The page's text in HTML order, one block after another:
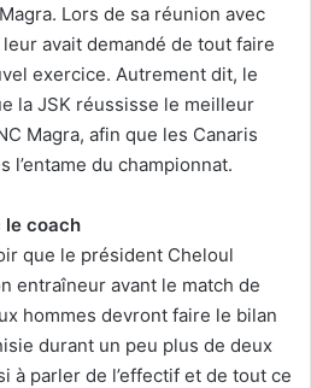
Lors de sa réunion avec
avait demandé de tout faire
exercice. Autrement dit, le
la JSK réussisse le meilleur
Magra, afin que les Canaris
l’entame du championnat.
le coach
que le président Cheloul
entraîneur avant le match de
hommes devront faire le bilan
durant un peu plus de deux
à parler de l’effectif et de tout ce